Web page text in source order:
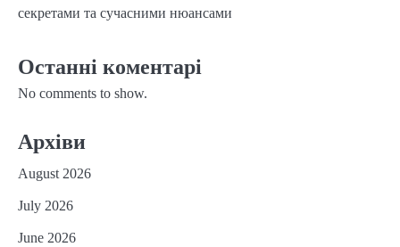
секретами та сучасними нюансами
Останні коментарі
No comments to show.
Архіви
August 2026
July 2026
June 2026